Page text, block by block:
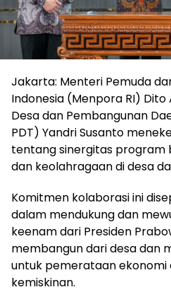
Jakarta: Menteri Pemuda
Indonesia (Menpora RI)
Desa dan Pembangunan
PDT) Yandri Susanto
tentang sinergitas program
dan keolahragaan di desa
Komitmen kolaborasi ini
dalam mendukung dan
keenam dari Presiden
membangun dari desa dan
untuk pemerataan
kemiskinan.